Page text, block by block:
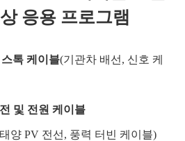
응용 프로그램
톡 케이블(기관차 배선, 신호 케
및 전원 케이블
양 PV 전선, 풍력 터빈 케이블)